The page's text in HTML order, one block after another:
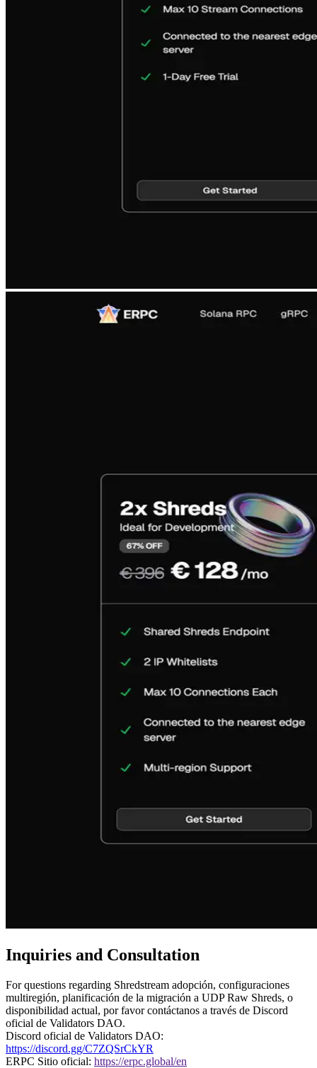
Inquiries and Consultation
For questions regarding Shredstream adopción, configuraciones
multiregión, planificación de la migración a UDP Raw Shreds, o
disponibilidad actual, por favor contáctanos a través de Discord
oficial de Validators DAO.
Discord oficial de Validators DAO:
https://discord.gg/C7ZQSrCkYR
ERPC Sitio oficial: https://erpc.global/en